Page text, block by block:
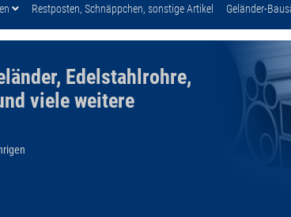
Restposten, Schnäppchen, sonstige Artikel Geländer-
Edelstahlrohre,
viele weitere